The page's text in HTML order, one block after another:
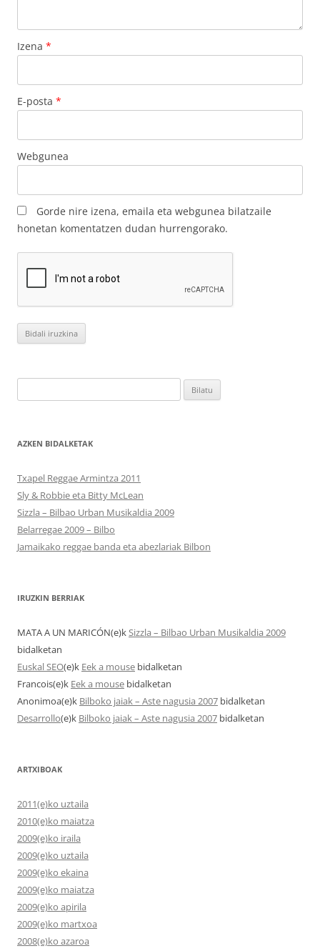
Izena *
E-posta *
Webgunea
Gorde nire izena, emaila eta webgunea bilatzaile
honetan komentatzen dudan hurrengorako.
AZKEN BIDALKETAK
Txapel Reggae Armintza 2011
Sly & Robbie eta Bitty McLean
Sizzla – Bilbao Urban Musikaldia 2009
Belarregae 2009 – Bilbo
Jamaikako reggae banda eta abezlariak Bilbon
IRUZKIN BERRIAK
MATA A UN MARICÓN(e)kSizzla – Bilbao Urban Musikaldia 2009
bidalketan
Euskal SEO(e)k Eek a mouse bidalketan
Francois(e)k Eek a mouse bidalketan
Anonimoa(e)k Bilboko jaiak – Aste nagusia 2007 bidalketan
Desarrollo(e)k Bilboko jaiak – Aste nagusia 2007 bidalketan
ARTXIBOAK
2011(e)ko uztaila
2010(e)ko maiatza
2009(e)ko iraila
2009(e)ko uztaila
2009(e)ko ekaina
2009(e)ko maiatza
2009(e)ko apirila
2009(e)ko martxoa
2008(e)ko azaroa